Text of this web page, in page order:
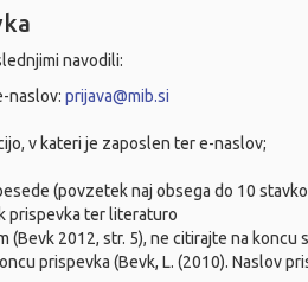
navodili:
naslov: prijava@mib.si
v kateri je zaposlen ter e-naslov;
(povzetek naj obsega do 10
prispevka ter literaturo
(Bevk 2012, str. 5), ne citirajte na koncu
prispevka (Bevk, L. (2010). Naslov